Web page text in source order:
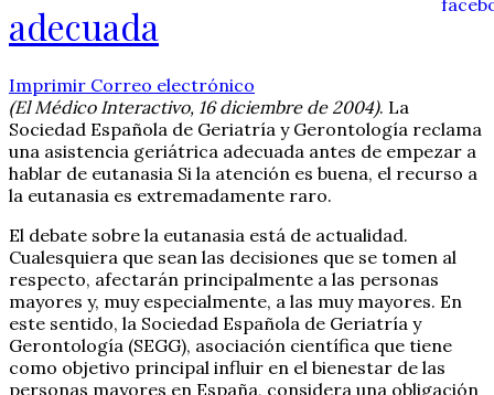
adecuada
Imprimir Correo electrónico
(El Médico Interactivo, 16 diciembre de 2004). La
Sociedad Española de Geriatría y Gerontología reclama
una asistencia geriátrica adecuada antes de empezar a
hablar de eutanasia Si la atención es buena, el recurso a
la eutanasia es extremadamente raro.
El debate sobre la eutanasia está de actualidad.
Cualesquiera que sean las decisiones que se tomen al
respecto, afectarán principalmente a las personas
mayores y, muy especialmente, a las muy mayores. En
este sentido, la Sociedad Española de Geriatría y
Gerontología (SEGG), asociación científica que tiene
como objetivo principal influir en el bienestar de las
personas mayores en España, considera una obligación